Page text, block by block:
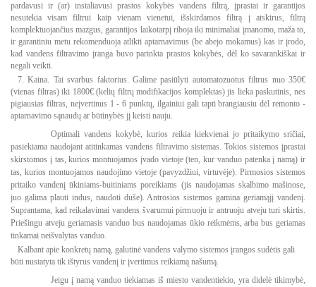
pardavusi ir (ar) instaliavusi prastos kokybės vandens filtrą, įprastai ir garantijos
nesutekia visam filtrui kaip vienam vienetui, išskirdamos filtrą į atskirus, filtrą
komplektuojančius mazgus, garantijos laikotarpį riboja iki minimaliai įmanomo, maža to,
ir garantiniu metu rekomenduoja atlikti aptarnavimus (be abejo mokamus) kas ir įrodo,
kad vandens filtravimo įranga buvo parinkta prastos kokybės, dėl ko savarankiškai ir
negali veikti.
7. Kaina. Tai svarbus faktorius. Galime pasiūlyti automatozuotus filtrus nuo 350€
(vienas filtras) iki 1800€ (kelių filtrų modifikacijos komplektas) jis lieka paskutinis, nes
pigiausias filtras, neįvertinus 1 - 6 punktų, ilgainiui gali tapti brangiausiu dėl remonto -
aptarnavimo sąnaudų ar būtinybės jį keisti nauju.
Optimali vandens kokybė, kurios reikia kiekvienai jo pritaikymo sričiai,
pasiekiama naudojant atitinkamas vandens filtravimo sistemas. Tokios sistemos įprastai
skirstomos į tas, kurios montuojamos įvado vietoje (ten, kur vanduo patenka į namą) ir
tas, kurios montuojamos naudojimo vietoje (pavyzdžiui, virtuvėje). Pirmosios sistemos
pritaiko vandenį ūkiniams-buitiniams poreikiams (jis naudojamas skalbimo mašinose,
juo galima plauti indus, naudoti duše). Antrosios sistemos gamina geriamąjį vandenį.
Suprantama, kad reikalavimai vandens švarumui pirmuoju ir antruoju atveju turi skirtis.
Priešingu atveju geriamasis vanduo bus naudojamas ūkio reikmėms, arba bus geriamas
tinkamai neišvalytas vanduo.
Kalbant apie konkretų namą, galutinė vandens valymo sistemos įrangos sudėtis gali
būti nustatyta tik ištyrus vandenį ir įvertimus reikiamą našumą.
Jeigu į namą vanduo tiekiamas iš miesto vandentiekio, yra didelė tikimybė,